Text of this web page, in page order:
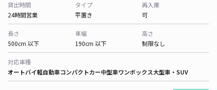
貸出時間
24時間営業
タイプ
平置き
再入庫
可
長さ
500cm 以下
車幅
190cm 以下
高さ
制限なし
対応車種
オートバイ軽自動車コンパクトカー中型車ワンボックス大型車・SUV